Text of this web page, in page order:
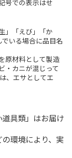
号での表示はせ
」「えび」「か
いる場合に品目名
原材料として製造
・カニが混じって
、エサとしてエ
具類」はお届け
環境により、実